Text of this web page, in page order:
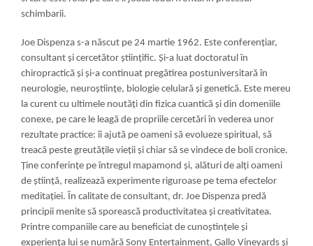
schimbarii.
Joe Dispenza s-a născut pe 24 martie 1962. Este conferențiar,
consultant și cercetător științific. Și‑a luat doctoratul în
chiropractică și și‑a continuat pregătirea postuniversitară în
neurologie, neuroștiințe, biologie celulară și genetică. Este mereu
la curent cu ultimele noutăți din fizica cuantică și din domeniile
conexe, pe care le leagă de propriile cercetări în vederea unor
rezultate practice: îi ajută pe oameni să evolueze spiritual, să
treacă peste greutățile vieții și chiar să se vindece de boli cronice.
Ține conferințe pe întregul mapamond și, alături de alți oameni
de știință, realizează experimente riguroase pe tema efectelor
meditației. În calitate de consultant, dr. Joe Dispenza predă
principii menite să sporească productivitatea și creativitatea.
Printre companiile care au beneficiat de cunoștințele și
experiența lui se numără Sony Entertainment, Gallo Vineyards și